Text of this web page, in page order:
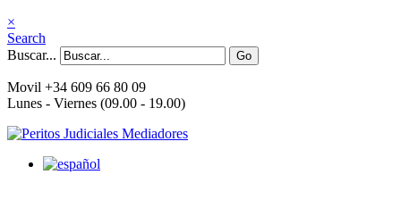
×
Search
Buscar...
Go
Movil +34 609 66 80 09
Lunes - Viernes (09.00 - 19.00)